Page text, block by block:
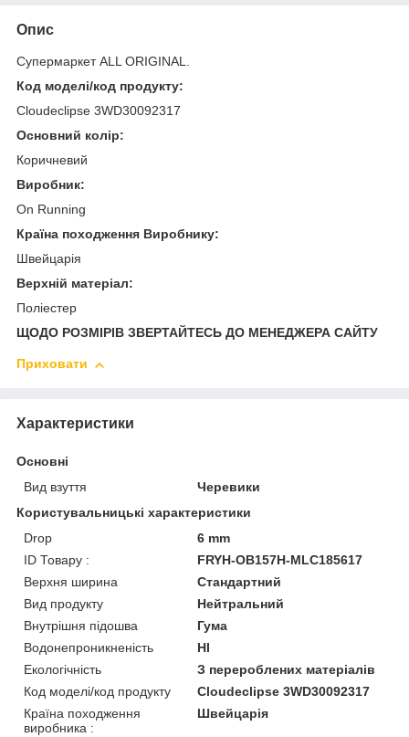
Опис
Супермаркет ALL ORIGINAL.
Код моделі/код продукту:
Cloudeclipse 3WD30092317
Основний колір:
Коричневий
Виробник:
On Running
Країна походження Виробнику:
Швейцарія
Верхній матеріал:
Поліестер
ЩОДО РОЗМІРІВ ЗВЕРТАЙТЕСЬ ДО МЕНЕДЖЕРА САЙТУ
Приховати
Характеристики
Основні
Вид взуття
Черевики
Користувальницькі характеристики
Drop
6 mm
ID Товару :
FRYH-OB157H-MLC185617
Верхня ширина
Стандартний
Вид продукту
Нейтральний
Внутрішня підошва
Гума
Водонепроникненість
HI
Екологічність
З перероблених матеріалів
Код моделі/код продукту
Cloudeclipse 3WD30092317
Країна походження
виробника :
Швейцарія